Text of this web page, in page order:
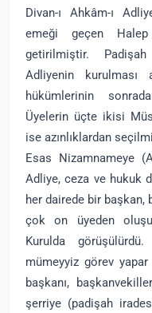
Divan-ı Ahkâm-ı
emeği geçen
getirilmiştir.
Adliyenin kurulması
hükümlerinin
Üyelerin üçte ikisi
ise azınlıklardan
Esas Nizamnameye
Adliye, ceza ve hukuk
her dairede bir başkan,
çok on üyeden
Kurulda
mümeyyiz görev
başkanı,
şerriye (padişah